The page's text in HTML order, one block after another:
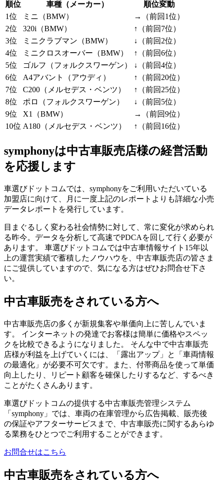
順位 車種（メーカー）
順位変動
1位
ミニ（BMW）
→（前回1位）
2位
320i（BMW）
↑（前回7位）
3位
ミニクラブマン（BMW）
↓（前回2位）
4位
ミニクロスオーバー（BMW）
↑（前回6位）
5位
ゴルフ（フォルクスワーゲン）
↓（前回4位）
6位
A4アバント（アウディ）
↑（前回20位）
7位
C200（メルセデス・ベンツ）
↑（前回25位）
8位
ポロ（フォルクスワーゲン）
↓（前回5位）
9位
X1（BMW）
→（前回9位）
10位 A180（メルセデス・ベンツ） ↑（前回16位）
symphonyは中古車販売店様の経営活動
を応援します
車選びドットコムでは、symphonyをご利用いただいている
加盟店に向けて、月に一度上記のレポートよりも詳細な小売
データレポートを発行しています。
目まぐるしく変わる社会情勢に対して、常に変化が求められ
る昨今。データを分析して高速でPDCAを回して行く必要が
あります。 車選びドットコムでは中古車情報サイト15年以
上の運営実績で蓄積したノウハウを、中古車販売店の皆さま
にご提供していますので、気になる方はぜひお問合せ下さ
い。
中古車販売をされている方へ
中古車販売店の多くが新規集客や単価向上に苦しんでいま
す。 インターネットの発達でお客様は簡単に価格やスペッ
クを比較できるようになりました。 そんな中で中古車販売
店様が利益を上げていくには、「露出アップ」と「車両情報
の最適化」が必要不可欠です。また、付帯商品を使って単価
向上したり、リピート顧客を確保したりするなど、するべき
ことがたくさんあります。
車選びドットコムの提供する中古車販売管理システム
「symphony」では、車両の在庫管理から広告掲載、販売後
の保証やアフターサービスまで、中古車販売に関するあらゆ
る業務をひとつでご利用することができます。
お問合せはこちら
中古車販売をされている方へ